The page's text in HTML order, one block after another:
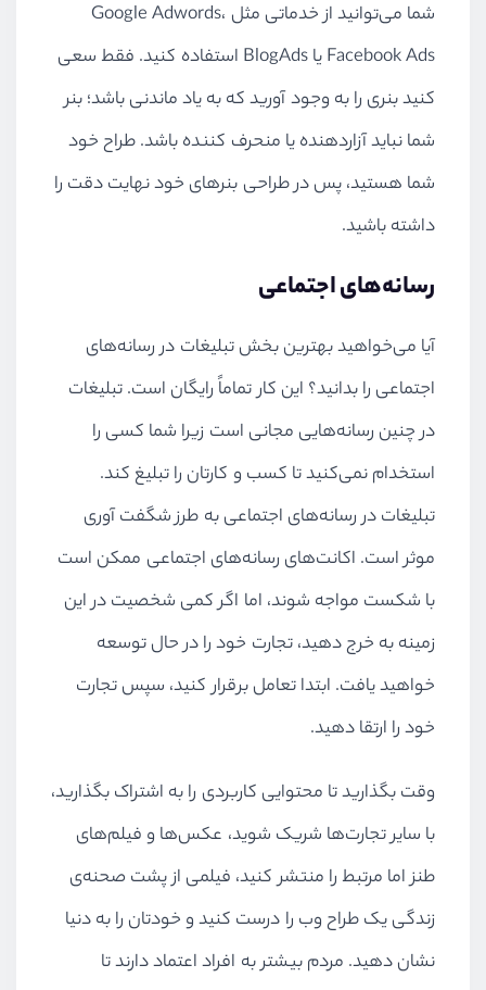
شما می‌توانید از خدماتی مثل Google Adwords،
Facebook Ads یا BlogAds استفاده کنید. فقط سعی
کنید بنری را به وجود آورید که به یاد ماندنی باشد؛ بنر
شما نباید آزاردهنده یا منحرف کننده باشد. طراح خود
شما هستید، پس در طراحی بنرهای خود نهایت دقت را
داشته باشید.
رسانه‌های اجتماعی
آیا می‌خواهید بهترین بخش تبلیغات در رسانه‌های
اجتماعی را بدانید؟ این کار تماماً رایگان است. تبلیغات
در چنین رسانه‌هایی مجانی است زیرا شما کسی را
استخدام نمی‌کنید تا کسب و کارتان را تبلیغ کند.
تبلیغات در رسانه‌های اجتماعی به طرز شگفت آوری
موثر است. اکانت‌های رسانه‌های اجتماعی ممکن است
با شکست مواجه شوند، اما اگر کمی شخصیت در این
زمینه به خرج دهید، تجارت خود را در حال توسعه
خواهید یافت. ابتدا تعامل برقرار کنید، سپس تجارت
خود را ارتقا دهید.
وقت بگذارید تا محتوایی کاربردی را به اشتراک بگذارید،
با سایر تجارت‌ها شریک شوید، عکس‌ها و فیلم‌های
طنز اما مرتبط را منتشر کنید، فیلمی از پشت صحنه‌ی
زندگی یک طراح وب را درست کنید و خودتان را به دنیا
نشان دهید. مردم بیشتر به افراد اعتماد دارند تا